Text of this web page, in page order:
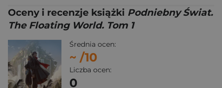
Oceny i recenzje książki Podniebny Świat.
The Floating World. Tom 1
Średnia ocen:
~ /10
Liczba ocen:
0